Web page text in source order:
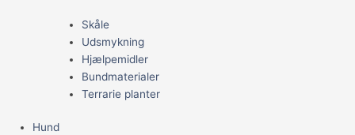
Skåle
Udsmykning
Hjælpemidler
Bundmaterialer
Terrarie planter
Hund